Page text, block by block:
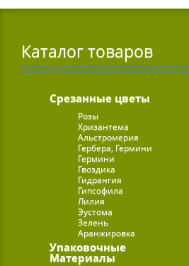
Каталог товаров
Срезанные цветы
Розы
Хризантема
Альстромерия
Гербера, Гермини
Гермини
Гвоздика
Гидрангия
Гипсофила
Лилия
Эустома
Зелень
Аранжировка
Упаковочные
Материалы